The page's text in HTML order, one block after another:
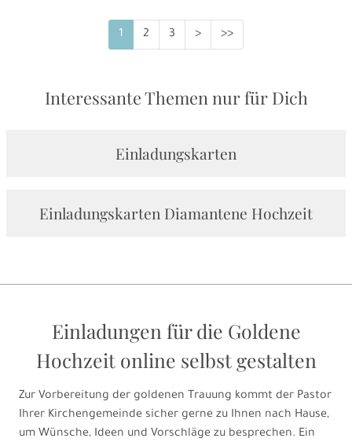
1 2 3 > >>
Interessante Themen nur für Dich
Einladungskarten
Einladungskarten Diamantene Hochzeit
Einladungen für die Goldene
Hochzeit online selbst gestalten
Zur Vorbereitung der goldenen Trauung kommt der Pastor
Ihrer Kirchengemeinde sicher gerne zu Ihnen nach Hause,
um Wünsche, Ideen und Vorschläge zu besprechen. Ein